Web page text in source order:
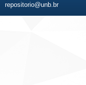
repositorio@unb.br